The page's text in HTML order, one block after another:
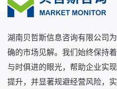
湖南贝哲斯信息咨询有限公司
确的市场见解。我们始终保持
与时俱进的眼光，帮助企业实
提升，并显著规避经营风险，实